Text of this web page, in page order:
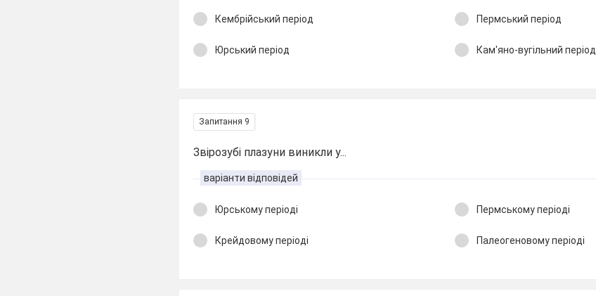
Кембрійський період Пермський період
Юрський період Кам'яно-вугільний період
Запитання 9
Звірозубі плазуни виникли у...
варіанти відповідей
Юрському періоді Пермському періоді
Крейдовому періоді Палеогеновому періоді